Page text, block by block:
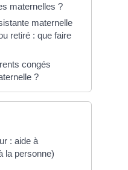
maternelles ?
maternelle
retiré : que faire
congés
?
: aide à
la personne)